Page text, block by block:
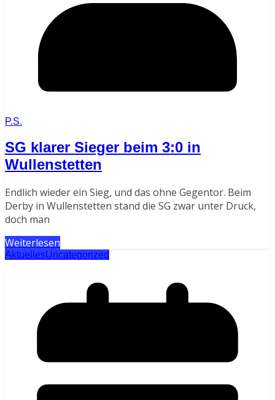
P.S.
SG klarer Sieger beim 3:0 in
Wullenstetten
Endlich wieder ein Sieg, und das ohne Gegentor. Beim
Derby in Wullenstetten stand die SG zwar unter Druck,
doch man
Weiterlesen
AktuellesUncategorized